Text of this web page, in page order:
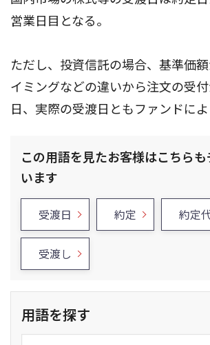
営業日目となる。
ただし、投資信託の場合、基準価
イミングなどの違いから注文の受
日、実際の受渡日ともファンドによ
この用語を見たお客様はこちら
います
受渡日 約定 約定
受渡し
用語を探す